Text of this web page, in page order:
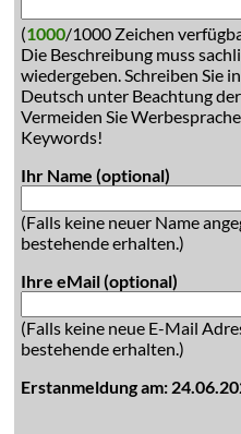
(1000/1000 Zeichen
Die Beschreibung muss
wiedergeben. Schreiben Sie
Deutsch unter Beachtung
Vermeiden Sie
Keywords!
Ihr Name (optional)
(Falls keine neuer Name
bestehende erhalten.)
Ihre eMail (optional)
(Falls keine neue E-Mail
bestehende erhalten.)
Erstanmeldung am: